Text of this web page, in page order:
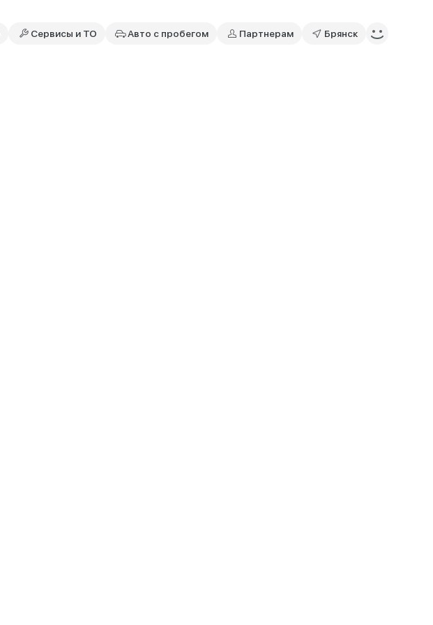
Сервисы и ТО Авто с пробегом Партнерам Брянск